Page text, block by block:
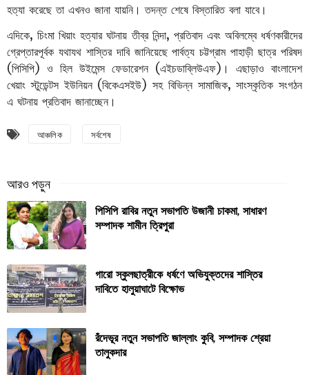
হত্যা করেছে তা এখনও জানা যায়নি। তদন্ত শেষে বিস্তারিত বলা যাবে।
এদিকে, চিংমা খিয়াং হত্যার ঘটনায় তীব্র নিন্দা, প্রতিবাদ এবং অবিলম্বে ধর্ষণকারীদের
গ্রেপ্তারপূর্বক যথাযথ শাস্তির দাবি জানিয়েছে পার্বত্য চট্টগ্রাম পাহাড়ী ছাত্র পরিষদ
(পিসিপি) ও হিল উইমেন্স ফেডারেশন (এইচডাব্লিউএফ)। এছাড়াও বাংলাদেশ
খেয়াং স্টুডেন্টস ইউনিয়ন (বিকেএসইউ) সহ বিভিন্ন সামাজিক, সাংস্কৃতিক সংগঠন
এ ঘটনায় প্রতিবাদ জানাচ্ছেন।
আঞ্চলিক সর্বশেষ
পিসিপি রাবির নতুন সভাপতি উজানী চাকমা, সাধারণ
সম্পাদক শামীন ত্রিপুরা
গারো স্কুলছাত্রীকে ধর্ষণে অভিযুক্তদের শাস্তির
দাবিতে হালুয়াঘাটে বিক্ষোভ
রঁদেভূর নতুন সভাপতি জাল্লাং কুবি, সম্পাদক শ্রেয়া
তালুকদার